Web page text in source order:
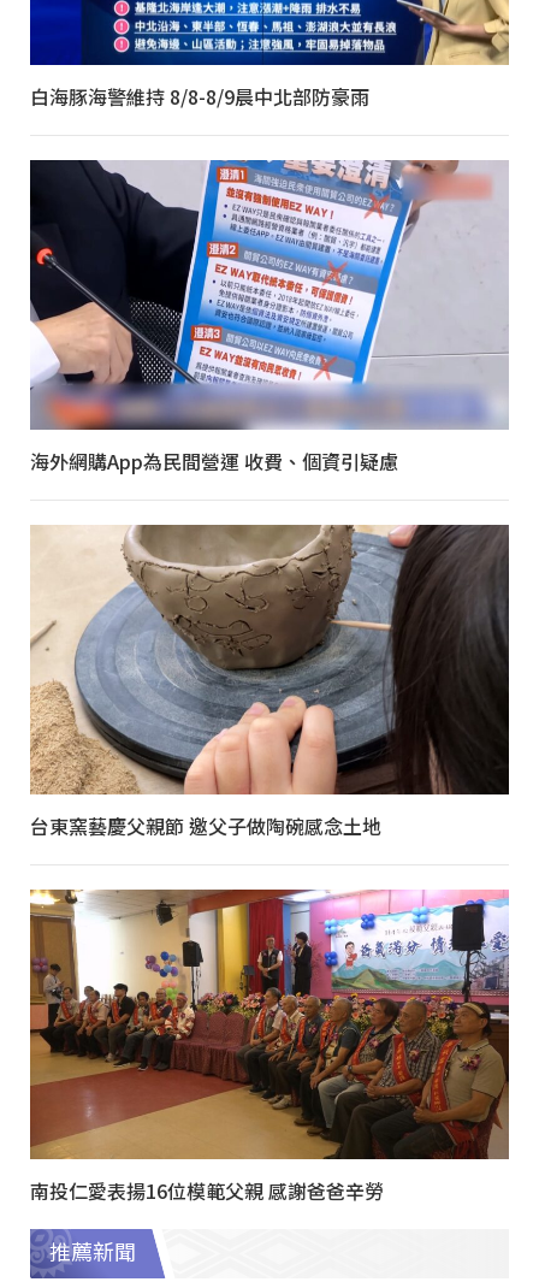
白海豚海警維持 8/8-8/9晨中北部防豪雨
海外網購App為民間營運 收費、個資引疑慮
台東窯藝慶父親節 邀父子做陶碗感念土地
南投仁愛表揚16位模範父親 感謝爸爸辛勞
推薦新聞